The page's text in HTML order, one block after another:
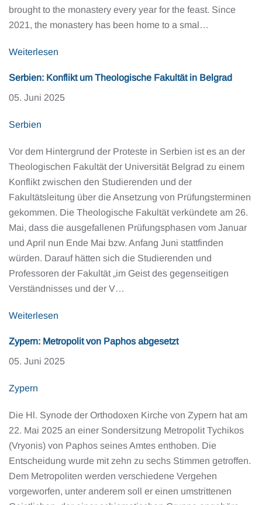
brought to the monastery every year for the feast. Since
2021, the monastery has been home to a smal…
Weiterlesen
Serbien: Konflikt um Theologische Fakultät in Belgrad
05. Juni 2025
Serbien
Vor dem Hintergrund der Proteste in Serbien ist es an der
Theologischen Fakultät der Universität Belgrad zu einem
Konflikt zwischen den Studierenden und der
Fakultätsleitung über die Ansetzung von Prüfungsterminen
gekommen. Die Theologische Fakultät verkündete am 26.
Mai, dass die ausgefallenen Prüfungsphasen vom Januar
und April nun Ende Mai bzw. Anfang Juni stattfinden
würden. Darauf hätten sich die Studierenden und
Professoren der Fakultät „im Geist des gegenseitigen
Verständnisses und der V…
Weiterlesen
Zypern: Metropolit von Paphos abgesetzt
05. Juni 2025
Zypern
Die Hl. Synode der Orthodoxen Kirche von Zypern hat am
22. Mai 2025 an einer Sondersitzung Metropolit Tychikos
(Vryonis) von Paphos seines Amtes enthoben. Die
Entscheidung wurde mit zehn zu sechs Stimmen getroffen.
Dem Metropoliten werden verschiedene Vergehen
vorgeworfen, unter anderem soll er einen umstrittenen